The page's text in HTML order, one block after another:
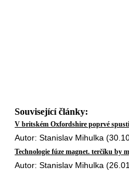
Související články:
V britském Oxfordshire poprvé
Autor: Stanislav Mihulka
Technologie fúze magnet. terčíku by
Autor: Stanislav Mihulka